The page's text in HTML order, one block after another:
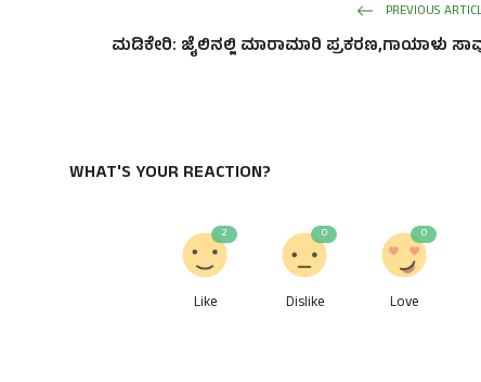
PREVIOUS
ಮಡಿಕೇರಿ: ಜೈಲಿನಲ್ಲಿ ಮಾರಾಮಾರಿ ಪ್ರಕರಣ,ಗಾಯಾಳು
WHAT'S YOUR REACTION?
Like
2
Dislike
0
Love
0